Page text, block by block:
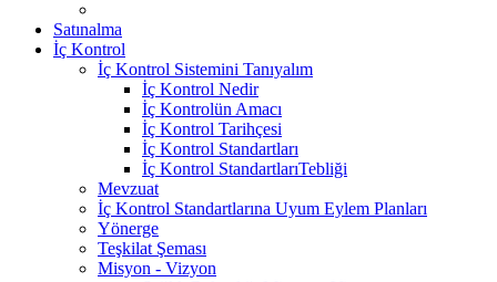
Satınalma
İç Kontrol
İç Kontrol Sistemini Tanıyalım
İç Kontrol Nedir
İç Kontrolün Amacı
İç Kontrol Tarihçesi
İç Kontrol Standartları
İç Kontrol StandartlarıTebliği
Mevzuat
İç Kontrol Standartlarına Uyum Eylem Planları
Yönerge
Teşkilat Şeması
Misyon - Vizyon